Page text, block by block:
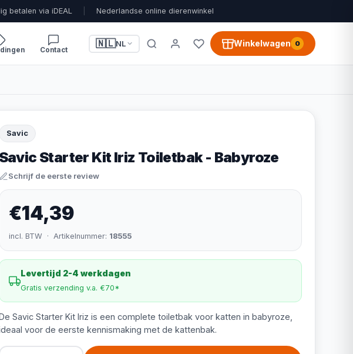
betalen via iDEAL Nederlandse online dierenwinkel
Contact
🇳🇱NL Winkelwagen 0
Savic
Savic Starter Kit Iriz Toiletbak - Babyroze
Schrijf de eerste review
€14,39
incl. BTW · Artikelnummer: 18555
Levertijd 2-4 werkdagen
Gratis verzending v.a. €70*
Savic Starter Kit Iriz is een complete toiletbak voor katten in babyroze,
voor de eerste kennismaking met de kattenbak.